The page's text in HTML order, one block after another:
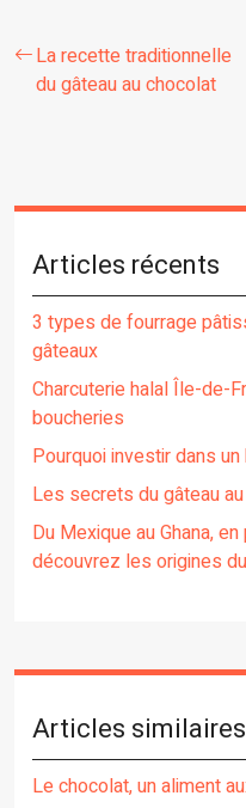
La recette traditionnelle
du gâteau au chocolat
Articles récents
3 types de fourrage
gâteaux
Charcuterie halal Île-de-
boucheries
Pourquoi investir dans
Les secrets du gâteau
Du Mexique au Ghana,
découvrez les origines
Articles similaires
Le chocolat, un aliment